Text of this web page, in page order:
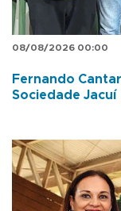
08/08/2026 00:00
Fernando
Sociedade Jacuí